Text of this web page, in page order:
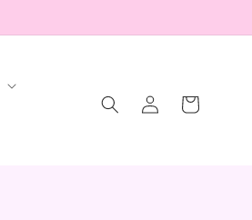
ConnexionPanier